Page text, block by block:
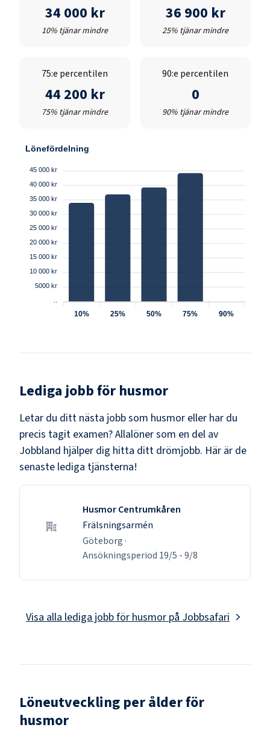
34 000 kr
10% tjänar mindre
36 900 kr
25% tjänar mindre
75:e percentilen
44 200 kr
75% tjänar mindre
90:e percentilen
0
90% tjänar mindre
Lönefördelning
45 000 kr
40 000 kr
35 000 kr
30 000 kr
25 000 kr
20 000 kr
15 000 kr
10 000 kr
5000 kr
10% 25% 50% 75% 90%
Lediga jobb för husmor
Letar du ditt nästa jobb som husmor eller har du
precis tagit examen? Allalöner som en del av
Jobbland hjälper dig hitta ditt drömjobb. Här är de
senaste lediga tjänsterna!
Husmor Centrumkåren
Frälsningsarmén
Göteborg ·
Ansökningsperiod 19/5 -9/8
Visa alla lediga jobb för husmor på Jobbsafari
Löneutveckling per ålder för
husmor